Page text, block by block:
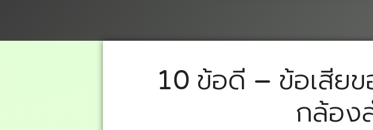
10 ข้อดี – ข้อเสีย
กล้อง